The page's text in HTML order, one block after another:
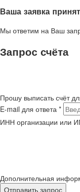
Ваша заявка
Мы ответим на Ваш
Запрос счёта
Прошу выписать счёт
E-mail для ответа *
ИНН организации или
Дополнительная